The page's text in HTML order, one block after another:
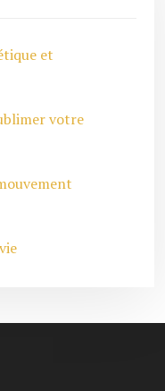
et
votre